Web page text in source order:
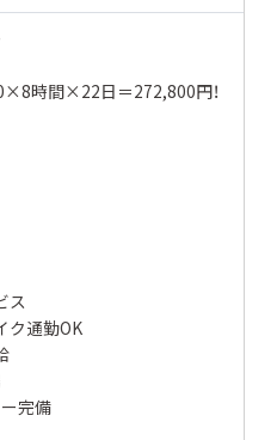
時間×22日＝272,800円！
ス
ク通勤OK
完備